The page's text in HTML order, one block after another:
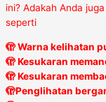
ini? Adakah Anda
seperti
🫣 Warna kelihatan
🫣 Kesukaran
🫣 Kesukaran
🫣Penglihatan